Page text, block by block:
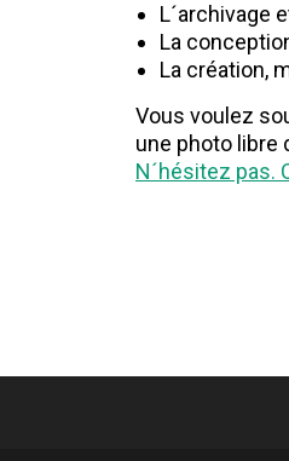
L´archivage
La
La création,
Vous voulez
une photo libre
N´hésitez pas.